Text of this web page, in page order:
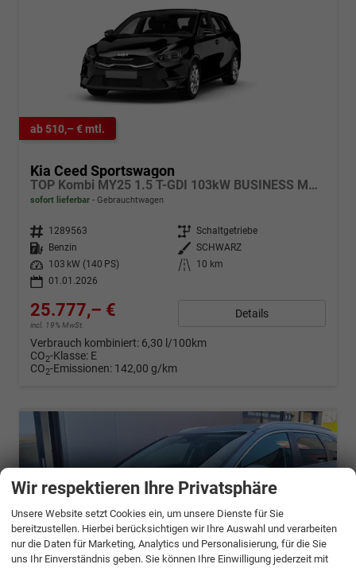
ab 510,– € mtl.
Kia Ceed Sportswagon
TOP Kombi MY25 1.5 T-GDI 103kW BUSINESS MAN6
sofort lieferbar Gebrauchtwagen
Fahrzeugnr. 1289563 Getriebe Schaltgetriebe
Kraftstoff
Benzin Außenfarbe SCHWARZ
Leistung
103 kW (140 PS) Kilometerstand
10 km
01.01.2026
25.777,– €
incl. 19% MwSt.
Details
Verbrauch kombiniert: 6,30 l/100km
CO2-Klasse: E
CO2-Emissionen: 142,00 g/km
Wir respektieren Ihre Privatsphäre
Unsere Website setzt Cookies ein, um unsere Dienste für Sie
bereitzustellen. Hierbei berücksichtigen wir Ihre Auswahl und verarbeiten
nur die Daten für Marketing, Analytics und Personalisierung, für die Sie
uns Ihr Einverständnis geben. Sie können Ihre Einwilligung jederzeit mit